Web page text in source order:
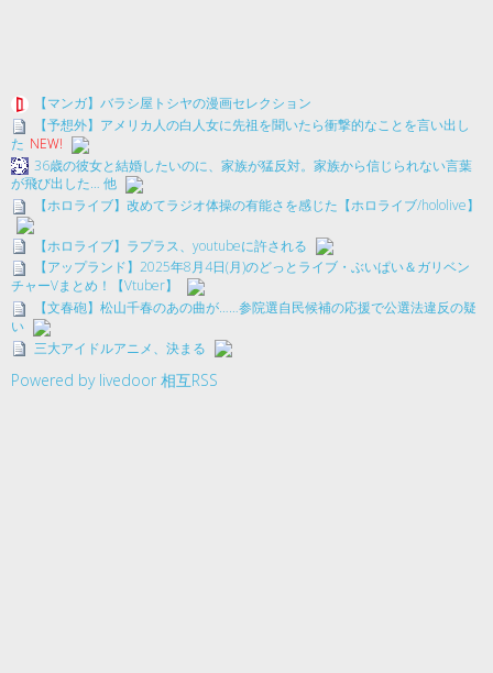
【マンガ】バラシ屋トシヤの漫画セレクション
【予想外】アメリカ人の白人女に先祖を聞いたら衝撃的なことを言い出し
た NEW!
36歳の彼女と結婚したいのに、家族が猛反対。家族から信じられない言葉
が飛び出した… 他
【ホロライブ】改めてラジオ体操の有能さを感じた【ホロライブ/hololive】
【ホロライブ】ラプラス、youtubeに許される
【アップランド】2025年8月4日(月)のどっとライブ・ぶいぱい＆ガリベン
チャーVまとめ！【Vtuber】
【文春砲】松山千春のあの曲が……参院選自民候補の応援で公選法違反の疑
い
三大アイドルアニメ、決まる
Powered by livedoor 相互RSS